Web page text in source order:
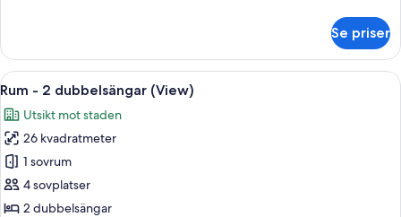
(Renovated,
High
Ocean
View)
-
kingsize-
-
havsutsikt
(Renovated,
High
Ocean
View)
Se priser
Öppna
alla
foton
för
Rum
-
2
Ett hotellrum med två sängar, ett
7
Rum - 2 dubbelsängar (View)
Utsikt mot staden
26 kvadratmeter
1 sovrum
4 sovplatser
2 dubbelsängar